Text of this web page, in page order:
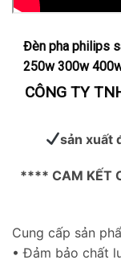
Đèn pha philips
250w 300w
CÔNG TY
sản xuất
**** CAM KẾT
Cung cấp sản
• Đảm bảo chất